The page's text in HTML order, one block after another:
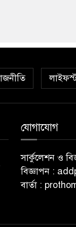
যোগাযোগ
সার্কুলেশন ও
বিজ্ঞাপন :
বার্তা :